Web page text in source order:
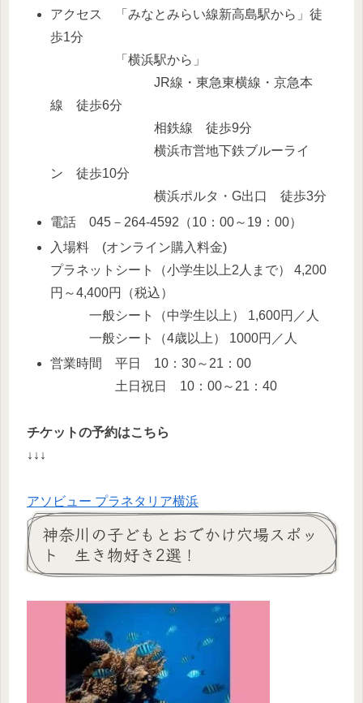
アクセス 「みなとみらい線新高島駅から」徒
歩1分
「横浜駅から」
JR線・東急東横線・京急本
線 徒歩6分
相鉄線 徒歩9分
横浜市営地下鉄ブルーライ
ン 徒歩10分
横浜ポルタ・G出口 徒歩3分
電話 045－264-4592（10：00～19：00）
入場料 (オンライン購入料金)
プラネットシート（小学生以上2人まで） 4,200
円～4,400円（税込）
一般シート（中学生以上） 1,600円／人
一般シート（4歳以上） 1000円／人
営業時間 平日 10：30～21：00
土日祝日 10：00～21：40
チケットの予約はこちら
↓↓↓
アソビュー プラネタリア横浜
神奈川の子どもとおでかけ穴場スポッ
ト 生き物好き2選！